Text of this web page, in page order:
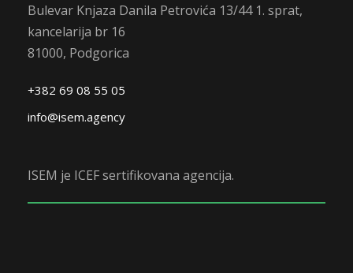
Bulevar Knjaza Danila Petrovića 13/44 1. sprat,
kancelarija br 16
81000, Podgorica
+382 69 08 55 05
info@isem.agency
ISEM je ICEF sertifikovana agencija.